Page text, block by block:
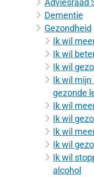
Adviesraad
Dementie
Gezondheid
Ik wil
Ik wil
Ik wil
Ik wil
gezonde
Ik wil
Ik wil
Ik wil
Ik wil
Ik wil
alcohol